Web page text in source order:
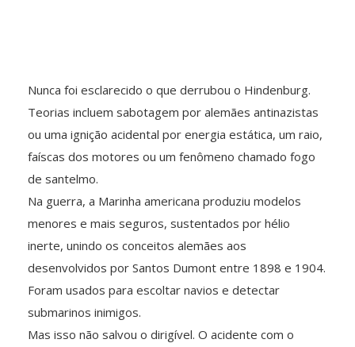
Nunca foi esclarecido o que derrubou o Hindenburg.
Teorias incluem sabotagem por alemães antinazistas
ou uma ignição acidental por energia estática, um raio,
faíscas dos motores ou um fenômeno chamado fogo
de santelmo.
Na guerra, a Marinha americana produziu modelos
menores e mais seguros, sustentados por hélio
inerte, unindo os conceitos alemães aos
desenvolvidos por Santos Dumont entre 1898 e 1904.
Foram usados para escoltar navios e detectar
submarinos inimigos.
Mas isso não salvou o dirigível. O acidente com o